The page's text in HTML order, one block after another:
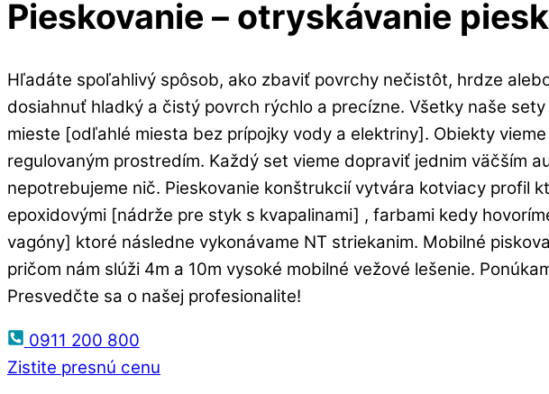
Pieskovanie – otryskávanie
Hľadáte spoľahlivý spôsob, ako zbaviť povrchy nečistôt, hrdze
dosiahnuť hladký a čistý povrch rýchlo a precízne. Všetky naše
mieste [odľahlé miesta bez prípojky vody a elektriny]. Obiekty
regulovaným prostredím. Každý set vieme dopraviť jednim väčším
nepotrebujeme nič. Pieskovanie konštrukcií vytvára kotviacy profil
epoxidovými [nádrže pre styk s kvapalinami] , farbami kedy
vagóny] ktoré následne vykonávame NT striekanim. Mobilné
pričom nám slúži 4m a 10m vysoké mobilné vežové lešenie.
Presvedčte sa o našej profesionalite!
0911 200 800
Zistite presnú cenu